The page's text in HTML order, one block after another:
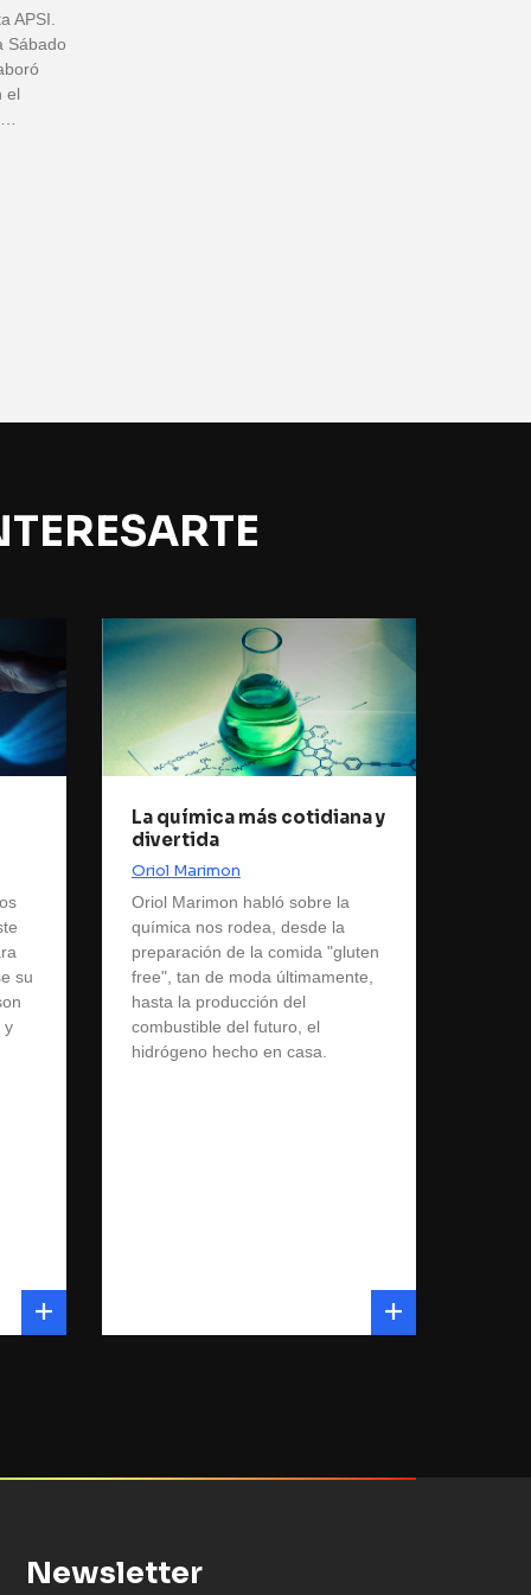
APSI.
Sábado
el
su
y
La química más cotidiana y
divertida
Oriol Marimon
Oriol Marimon habló sobre la
química nos rodea, desde la
preparación de la comida "gluten
free", tan de moda últimamente,
hasta la producción del
combustible del futuro, el
hidrógeno hecho en casa.
Newsletter